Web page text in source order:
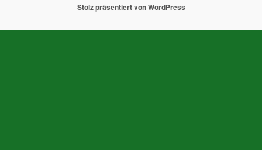
Stolz präsentiert von WordPress